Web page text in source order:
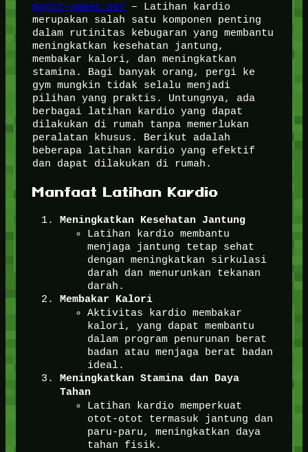
magic-games.net – Latihan kardio
merupakan salah satu komponen penting
dalam rutinitas kebugaran yang membantu
meningkatkan kesehatan jantung,
membakar kalori, dan meningkatkan
stamina. Bagi banyak orang, pergi ke
gym mungkin tidak selalu menjadi
pilihan yang praktis. Untungnya, ada
berbagai latihan kardio yang dapat
dilakukan di rumah tanpa memerlukan
peralatan khusus. Berikut adalah
beberapa latihan kardio yang efektif
dan dapat dilakukan di rumah.
Manfaat Latihan Kardio
Meningkatkan Kesehatan Jantung
Latihan kardio membantu
menjaga jantung tetap sehat
dengan meningkatkan sirkulasi
darah dan menurunkan tekanan
darah.
Membakar Kalori
Aktivitas kardio membakar
kalori, yang dapat membantu
dalam program penurunan berat
badan atau menjaga berat badan
ideal.
Meningkatkan Stamina dan Daya
Tahan
Latihan kardio memperkuat
otot-otot termasuk jantung dan
paru-paru, meningkatkan daya
tahan fisik.